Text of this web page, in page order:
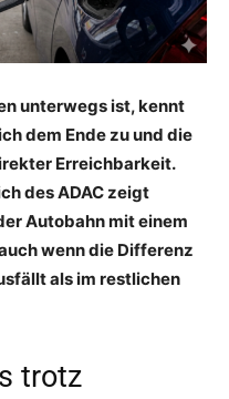
unterwegs ist, kennt
dem Ende zu und die
Erreichbarkeit.
des ADAC zeigt
Autobahn mit einem
wenn die Differenz
als im restlichen
trotz